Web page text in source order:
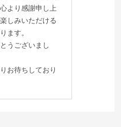
より感謝申し上
しみいただける
ます。
うございまし
お待ちしており